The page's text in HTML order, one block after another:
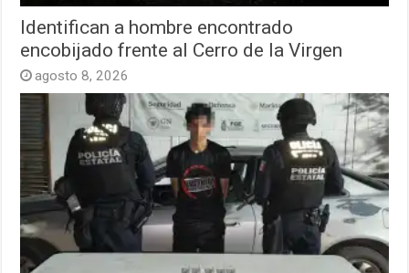
Identifican a hombre encontrado
encobijado frente al Cerro de la Virgen
agosto 8, 2026